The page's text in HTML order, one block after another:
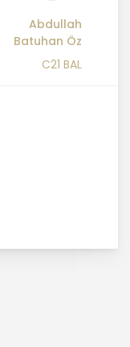
Abdullah
Batuhan Öz
C21 BAL